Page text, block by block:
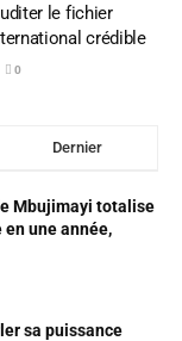
le fichier
crédible
0
Dernier
Mbujimayi totalise
une année,
sa puissance